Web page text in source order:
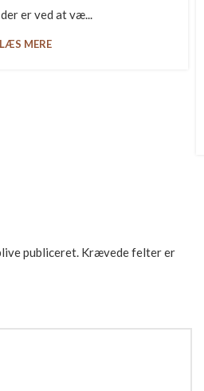
er ved at væ...
LÆS MERE
publiceret. Krævede felter er